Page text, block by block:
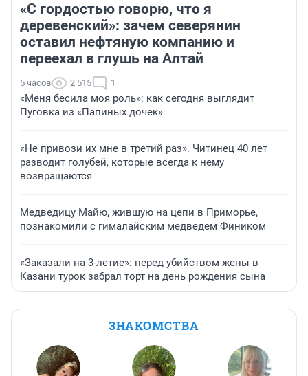
«С гордостью говорю, что я
деревенский»: зачем северянин
оставил нефтяную компанию и
переехал в глушь на Алтай
5 часов 2 515 1
«Меня бесила моя роль»: как сегодня выглядит
Пуговка из «Папиных дочек»
«Не привози их мне в третий раз». Читинец 40 лет
разводит голубей, которые всегда к нему
возвращаются
Медведицу Майю, жившую на цепи в Приморье,
познакомили с гималайским медведем Фиником
«Заказали на 3-летие»: перед убийством жены в
Казани турок забрал торт на день рождения сына
ЗНАКОМСТВА